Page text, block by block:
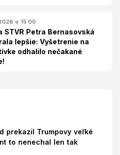
o 15:00
STVR Petra Bernasovská
lepšie: Vyšetrenie na
odhalilo nečakané
prekazil Trumpovy veľké
to nenechal len tak